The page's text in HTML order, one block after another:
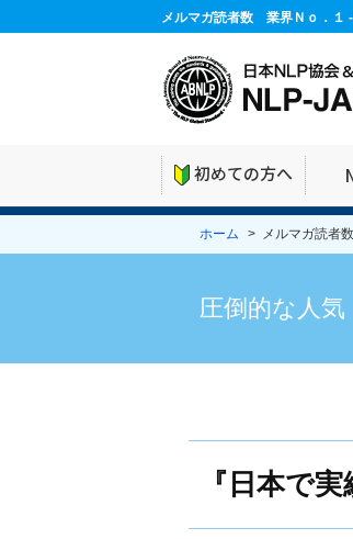
メルマガ読者数 業界Ｎｏ．１
初めての方へ
ホーム > メルマガ読者
圧倒的な人気
『日本で